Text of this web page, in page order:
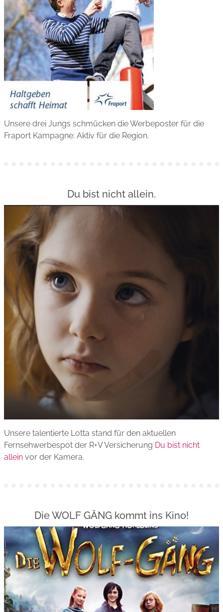
Unsere drei Jungs schmücken die Werbeposter für die
Fraport Kampagne: Aktiv für die Region.
Du bist nicht allein.
Unsere talentierte Lotta stand für den aktuellen
Fernsehwerbespot der R+V Versicherung Du bist nicht
allein vor der Kamera.
Die WOLF GÄNG kommt ins Kino!